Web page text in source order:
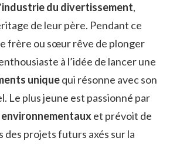
industrie du divertissement,
de leur père. Pendant ce
frère ou sœur rêve de plonger
à l’idée de lancer une
uniquequi résonne avec son
Le plus jeune est passionné par
et prévoit de
des projets futurs axés sur la